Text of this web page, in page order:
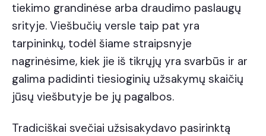
tiekimo grandinėse arba draudimo paslaugų
srityje. Viešbučių versle taip pat yra
tarpininkų, todėl šiame straipsnyje
nagrinėsime, kiek jie iš tikrųjų yra svarbūs ir ar
galima padidinti tiesioginių užsakymų skaičių
jūsų viešbutyje be jų pagalbos.
Tradiciškai svečiai užsisakydavo pasirinktą